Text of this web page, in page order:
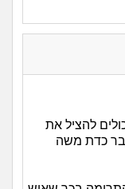
להציל את
כדת משה